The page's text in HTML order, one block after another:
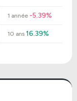
1 année-5.39%
10 ans16.39%